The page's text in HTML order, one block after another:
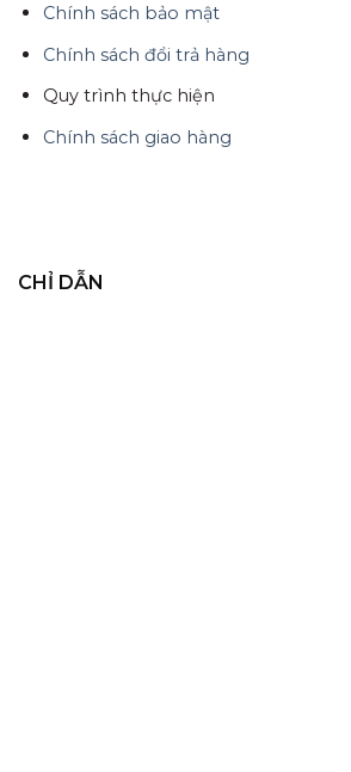
Chính sách bảo mật
Chính sách đổi trả hàng
Quy trình thực hiện
Chính sách giao hàng
CHỈ DẪN